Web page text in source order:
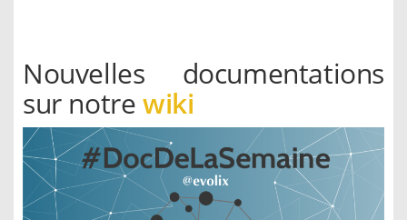
Nouvelles documentations
sur notrewiki